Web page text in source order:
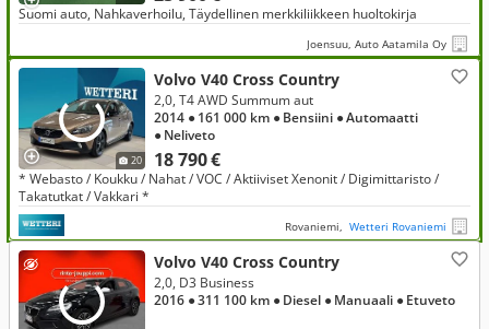
Suomi auto, Nahkaverhoilu, Täydellinen merkkiliikkeen huoltokirja
Joensuu, Auto Aatamila Oy
20
Volvo V40 Cross Country
18 790 €
2,0, T4 AWD Summum aut
2014 ● 161 000 km ● Bensiini ● Automaatti
● Neliveto
* Webasto / Koukku / Nahat / VOC / Aktiiviset Xenonit / Digimittaristo /
Takatutkat / Vakkari *
Rovaniemi, Wetteri Rovaniemi
Volvo V40 Cross Country
2,0, D3 Business
2016 ● 311 100 km ● Diesel ● Manuaali ● Etuveto